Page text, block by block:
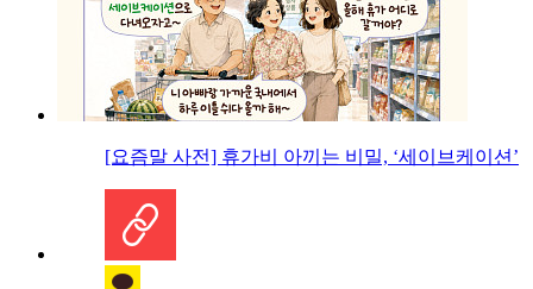
[요즘말 사전] 휴가비 아끼는 비밀, ‘세이브케이션’